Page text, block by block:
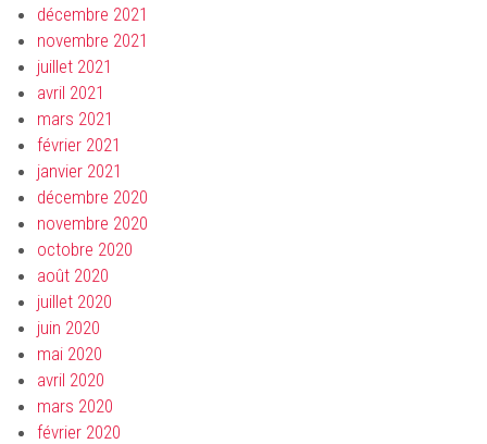
décembre 2021
novembre 2021
juillet 2021
avril 2021
mars 2021
février 2021
janvier 2021
décembre 2020
novembre 2020
octobre 2020
août 2020
juillet 2020
juin 2020
mai 2020
avril 2020
mars 2020
février 2020